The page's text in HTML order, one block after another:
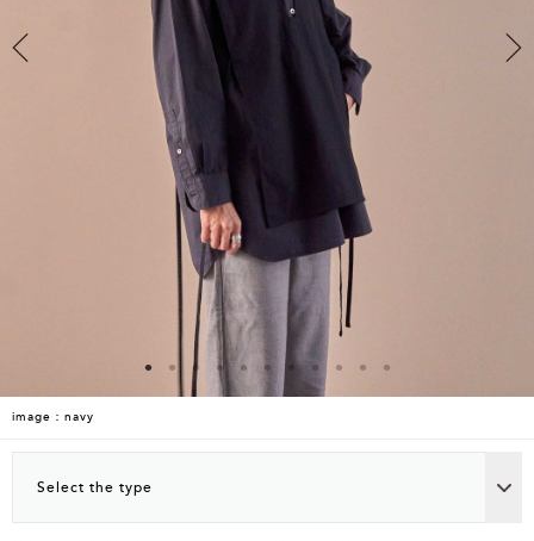
image：navy
Select the type